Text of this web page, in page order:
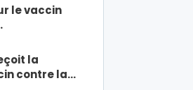
le vaccin
la
contre la…